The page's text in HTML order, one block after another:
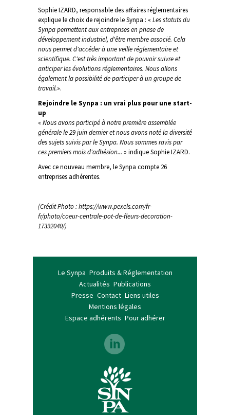
Sophie IZARD, responsable des affaires réglementaires
explique le choix de rejoindre le Synpa : « Les statuts du
Synpa permettent aux entreprises en phase de
développement industriel, d'être membre associé. Cela
nous permet d'accéder àune veille réglementaire et
scientifique. C'est très important de pouvoir suivre et
anticiper les évolutions réglementaires. Nous allons
également la possibilité de participer à un groupe de
travail.».
Rejoindre le Synpa : un vrai plus pour une start-
up
« Nous avons participé à notre première assemblée
générale le 29 juin dernier et nous avons noté la diversité
des sujets suivis par le Synpa. Nous sommes ravis par
ces premiers mois d'adhésion... » indique Sophie IZARD.
Avec ce nouveau membre, le Synpa compte 26
entreprises adhérentes.
(Crédit Photo : https://www.pexels.com/fr-
fr/photo/coeur-centrale-pot-de-fleurs-decoration-
17392040/)
Le Synpa Produits & Réglementation
Actualités Publications
Presse Contact Liens utiles
Mentions légales
Espace adhérents Pour adhérer